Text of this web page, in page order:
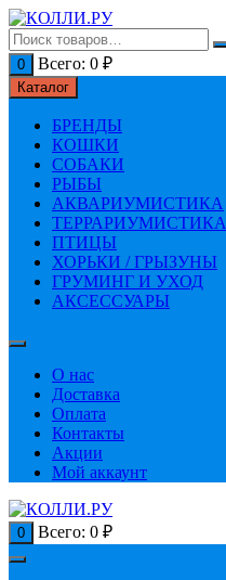
Перейти
к
содержимому
0 Всего: 0 ₽
Каталог
БРЕНДЫ
КОШКИ
СОБАКИ
РЫБЫ
АКВАРИУМИСТИКА
ТЕРРАРИУМИСТИКА
ПТИЦЫ
ХОРЬКИ / ГРЫЗУНЫ
ГРУМИНГ И УХОД
АКСЕССУАРЫ
О нас
Доставка
Оплата
Контакты
Акции
Мой аккаунт
0 Всего: 0 ₽